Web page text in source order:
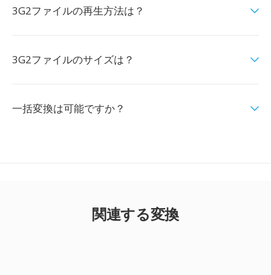
3G2ファイルの再生方法は？
3G2ファイルのサイズは？
一括変換は可能ですか？
関連する変換